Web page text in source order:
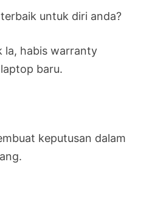
untuk diri anda?
la, habis warranty
baru.
keputusan dalam